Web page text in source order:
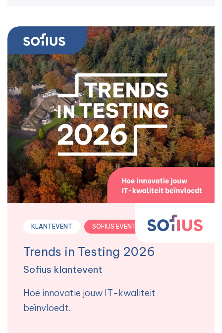
KLANTEVENT SOFIUS EVENT
Trends in Testing 2026
Sofius klantevent
Hoe innovatie jouw IT-kwaliteit
beïnvloedt.